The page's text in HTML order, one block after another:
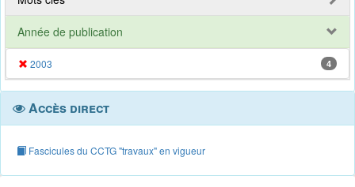
Année de publication
2003 4
Accès direct
Fascicules du CCTG "travaux" en vigueur